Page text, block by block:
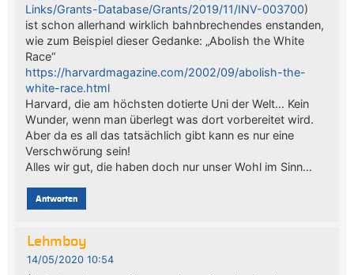
Links/Grants-Database/Grants/2019/11/INV-003700)
ist schon allerhand wirklich bahnbrechendes enstanden,
wie zum Beispiel dieser Gedanke: „Abolish the White
Race“
https://harvardmagazine.com/2002/09/abolish-the-
white-race.html
Harvard, die am höchsten dotierte Uni der Welt… Kein
Wunder, wenn man überlegt was dort vorbereitet wird.
Aber da es all das tatsächlich gibt kann es nur eine
Verschwörung sein!
Alles wir gut, die haben doch nur unser Wohl im Sinn…
Antworten
Lehmboy
14/05/2020 10:54